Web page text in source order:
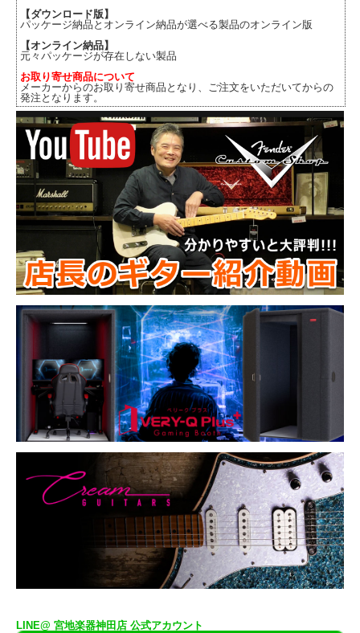
【ダウンロード版】
パッケージ納品とオンライン納品が選べる製品のオンライン版
【オンライン納品】
元々パッケージが存在しない製品
お取り寄せ商品について
メーカーからのお取り寄せ商品となり、ご注文をいただいてからの
発注となります。
LINE@ 宮地楽器神田店 公式アカウント